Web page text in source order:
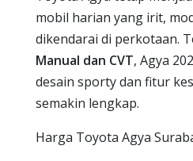
mobil harian yang irit,
dikendarai di perkotaan.
Manual dan CVT, Agya
desain sporty dan fitur
semakin lengkap.
Harga Toyota Agya